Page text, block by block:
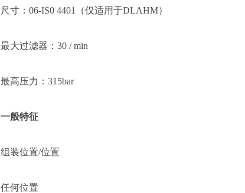
尺寸： 06-IS0 4401（仅适用于DLAHM）
最大过滤器： 30 / min
最高压力： 315bar
一般特征
组装位置/位置
任何位置